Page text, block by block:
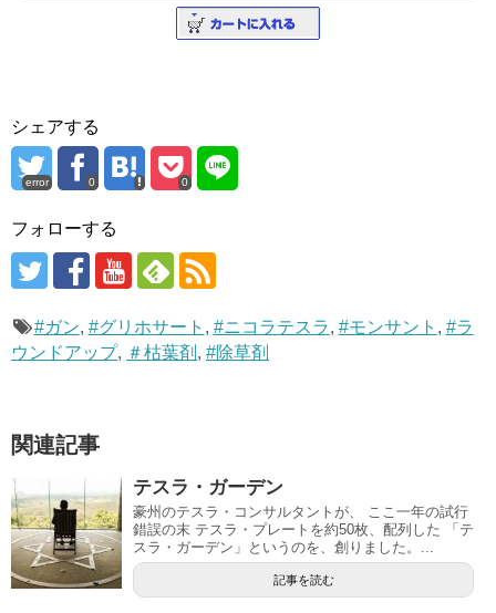
シェアする
error 0 0
フォローする
#ガン, #グリホサート , #ニコラテスラ, #モンサント , #ラ
ウンドアップ, ＃枯葉剤 , #除草剤
関連記事
テスラ・ガーデン
豪州のテスラ・コンサルタントが、 ここ一年の試行
錯誤の末 テスラ・プレートを約50枚、配列した 「テ
スラ・ガーデン」というのを、創りました。...
記事を読む